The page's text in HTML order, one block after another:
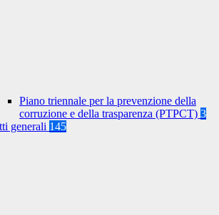
Piano triennale per la prevenzione della
corruzione e della trasparenza (PTPCT) 3
generali 145